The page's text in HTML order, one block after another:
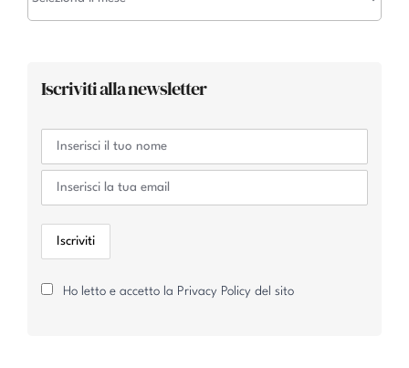
Iscriviti alla newsletter
Ho letto e accetto la Privacy Policy del sito